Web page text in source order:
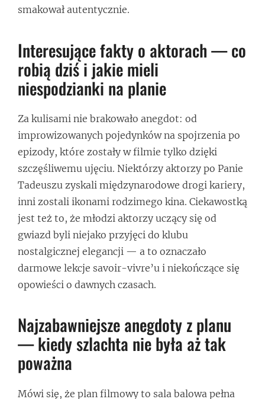
smakował autentycznie.
Interesujące fakty o aktorach — co
robią dziś i jakie mieli
niespodzianki na planie
Za kulisami nie brakowało anegdot: od
improwizowanych pojedynków na spojrzenia po
epizody, które zostały w filmie tylko dzięki
szczęśliwemu ujęciu. Niektórzy aktorzy po Panie
Tadeuszu zyskali międzynarodowe drogi kariery,
inni zostali ikonami rodzimego kina. Ciekawostką
jest też to, że młodzi aktorzy uczący się od
gwiazd byli niejako przyjęci do klubu
nostalgicznej elegancji — a to oznaczało
darmowe lekcje savoir-vivre’u i niekończące się
opowieści o dawnych czasach.
Najzabawniejsze anegdoty z planu
— kiedy szlachta nie była aż tak
poważna
Mówi się, że plan filmowy to sala balowa pełna